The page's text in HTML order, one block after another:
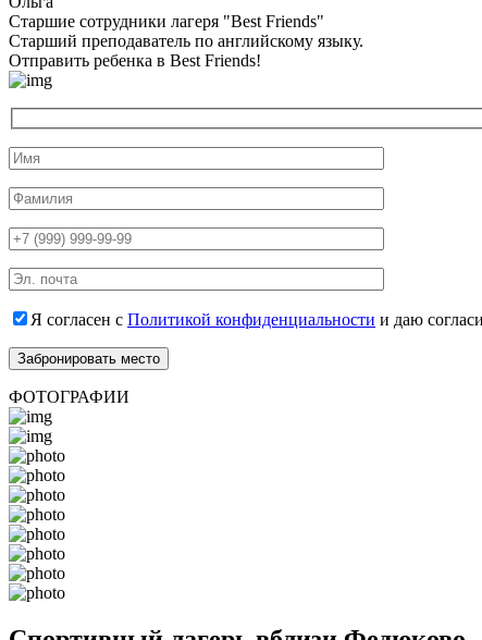
Старшие сотрудники лагеря "Best Friends"
Cтарший преподаватель по английскому языку.
Отправить ребенка в Best Friends!
Я согласен с Политикой конфиденциальности и даю
ФОТОГРАФИИ